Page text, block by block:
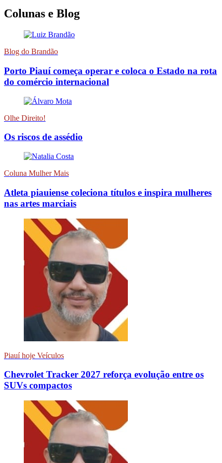
Colunas e Blog
Blog do Brandão
Porto Piauí começa operar e coloca o Estado na rota
do comércio internacional
Olhe Direito!
Os riscos de assédio
Coluna Mulher Mais
Atleta piauiense coleciona títulos e inspira mulheres
nas artes marciais
Piauí hoje Veículos
Chevrolet Tracker 2027 reforça evolução entre os
SUVs compactos